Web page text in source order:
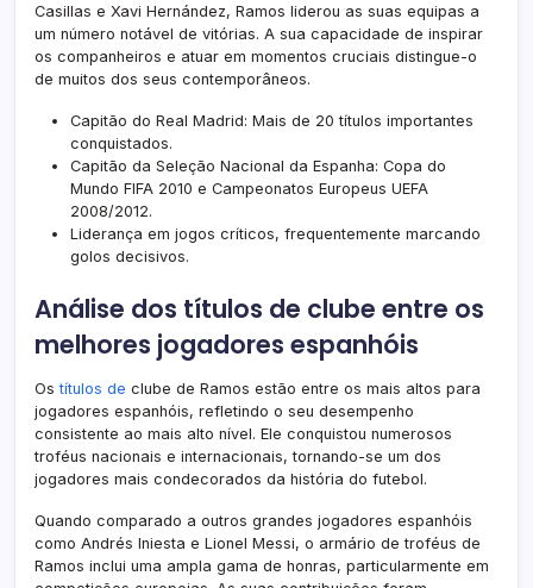
Casillas e Xavi Hernández, Ramos liderou as suas equipas a
um número notável de vitórias. A sua capacidade de inspirar
os companheiros e atuar em momentos cruciais distingue-o
de muitos dos seus contemporâneos.
Capitão do Real Madrid: Mais de 20 títulos importantes
conquistados.
Capitão da Seleção Nacional da Espanha: Copa do
Mundo FIFA 2010 e Campeonatos Europeus UEFA
2008/2012.
Liderança em jogos críticos, frequentemente marcando
golos decisivos.
Análise dos títulos de clube entre os
melhores jogadores espanhóis
Ostítulos de clube de Ramos estão entre os mais altos para
jogadores espanhóis, refletindo o seu desempenho
consistente ao mais alto nível. Ele conquistou numerosos
troféus nacionais e internacionais, tornando-se um dos
jogadores mais condecorados da história do futebol.
Quando comparado a outros grandes jogadores espanhóis
como Andrés Iniesta e Lionel Messi, o armário de troféus de
Ramos inclui uma ampla gama de honras, particularmente em